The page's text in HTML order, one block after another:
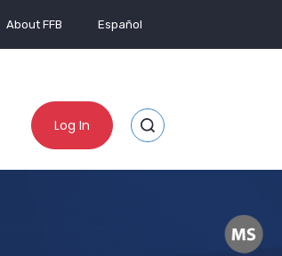
About FFB Español
Log In
Toggle Site Search